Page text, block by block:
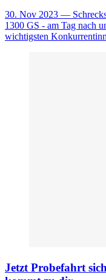
30. Nov 2023 —
1300 GS - am Tag nach
wichtigsten
Jetzt Probefahrt